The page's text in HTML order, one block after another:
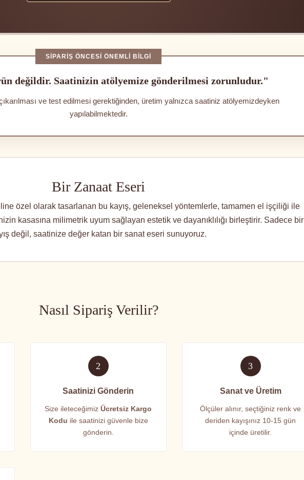
SIPARIŞ ÖNCESI ÖNEMLI BILGI
değildir. Saatinizin atölyemize gönderilmesi zorunludur."
ve test edilmesi gerektiğinden, üretim yalnızca saatiniz atölyemizdeyken
yapılabilmektedir.
Bir Zanaat Eseri
özel olarak tasarlanan bu kayış, geleneksel yöntemlerle, tamamen el işçiliği ile
kasasına milimetrik uyum sağlayan estetik ve dayanıklılığı birleştirir. Sadece bir
değil, saatinize değer katan bir sanat eseri sunuyoruz.
Nasıl Sipariş Verilir?
2
Saatinizi Gönderin
Size ileteceğimizÜcretsiz Kargo
Kodu ile saatinizi güvenle bize
gönderin.
3
Sanat ve Üretim
Ölçüler alınır, seçtiğiniz renk ve
deriden kayışınız 10-15 gün
içinde üretilir.